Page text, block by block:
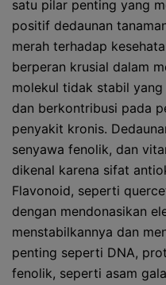
satu pilar penting yang
positif dedaunan
merah terhadap
berperan krusial dalam
molekul tidak stabil
dan berkontribusi pada
penyakit kronis.
senyawa fenolik, dan
dikenal karena sifat
Flavonoid, seperti
dengan mendonasikan
menstabilkannya dan
penting seperti DNA,
fenolik, seperti asam